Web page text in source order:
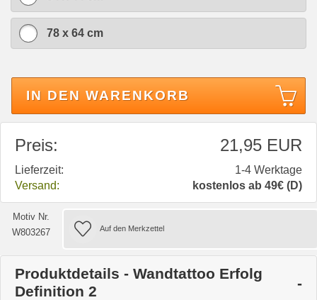
78 x 64 cm
IN DEN WARENKORB
Preis: 21,95 EUR
Lieferzeit:
1-4 Werktage
Versand:
kostenlos ab 49€ (D)
Motiv Nr.
W803267
Produktdetails - Wandtattoo Erfolg
Definition 2